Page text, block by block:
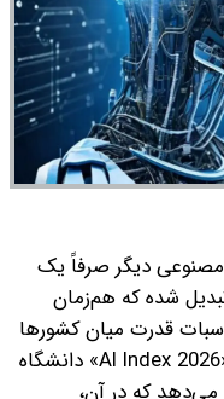
دیگر صرفاً یک
شده که هم‌زمان
قدرت میان کشورها
را بازنویسی می‌کند. تازه‌ترین گزارش «AI Index 2026» دانشگاه
می‌دهد که در آن،